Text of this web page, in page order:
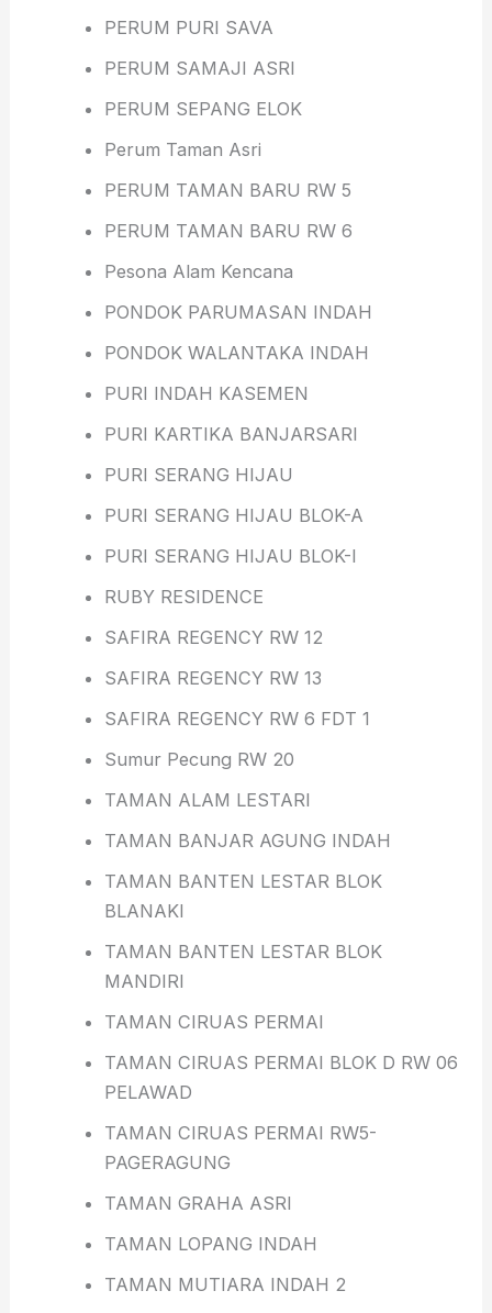
PERUM PURI SAVA
PERUM SAMAJI ASRI
PERUM SEPANG ELOK
Perum Taman Asri
PERUM TAMAN BARU RW 5
PERUM TAMAN BARU RW 6
Pesona Alam Kencana
PONDOK PARUMASAN INDAH
PONDOK WALANTAKA INDAH
PURI INDAH KASEMEN
PURI KARTIKA BANJARSARI
PURI SERANG HIJAU
PURI SERANG HIJAU BLOK-A
PURI SERANG HIJAU BLOK-I
RUBY RESIDENCE
SAFIRA REGENCY RW 12
SAFIRA REGENCY RW 13
SAFIRA REGENCY RW 6 FDT 1
Sumur Pecung RW 20
TAMAN ALAM LESTARI
TAMAN BANJAR AGUNG INDAH
TAMAN BANTEN LESTAR BLOK
BLANAKI
TAMAN BANTEN LESTAR BLOK
MANDIRI
TAMAN CIRUAS PERMΑΙ
TAMAN CIRUAS PERMAI BLOK D RW 06
PELAWAD
TAMAN CIRUAS PERMAI RW5-
PAGERAGUNG
TAMAN GRAHA ASRI
TAMAN LOPANG INDAH
TAMAN MUTIARA INDAH 2